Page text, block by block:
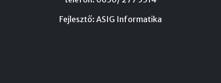
Fejlesztő: ASIG Informatika